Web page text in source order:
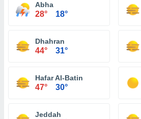
Abha
28° 18°
Dhahran
44° 31°
Hafar Al-Batin
47° 30°
Jeddah